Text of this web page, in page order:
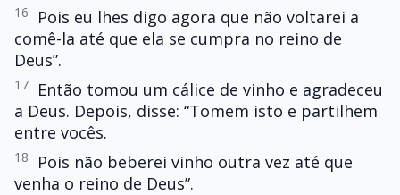
16
Pois eu lhes digo agora que não voltarei a
comê-la até que ela se cumpra no reino de
Deus”.
17
Então tomou um cálice de vinho e agradeceu
a Deus. Depois, disse: “Tomem isto e partilhem
entre vocês.
18
Pois não beberei vinho outra vez até que
venha o reino de Deus”.